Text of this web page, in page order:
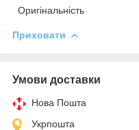
Оригінальність
Приховати
Умови доставки
Нова Пошта
Укрпошта